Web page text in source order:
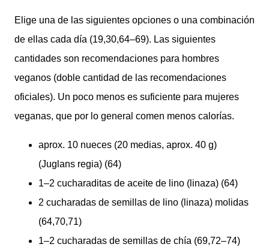
Elige una de las siguientes opciones o una combinación
de ellas cada día (19,30,64–69). Las siguientes
cantidades son recomendaciones para hombres
veganos (doble cantidad de las recomendaciones
oficiales). Un poco menos es suficiente para mujeres
veganas, que por lo general comen menos calorías.
aprox. 10 nueces (20 medias, aprox. 40 g)
(Juglans regia) (64)
1–2 cucharaditas de aceite de lino (linaza) (64)
2 cucharadas de semillas de lino (linaza) molidas
(64,70,71)
1–2 cucharadas de semillas de chía (69,72–74)